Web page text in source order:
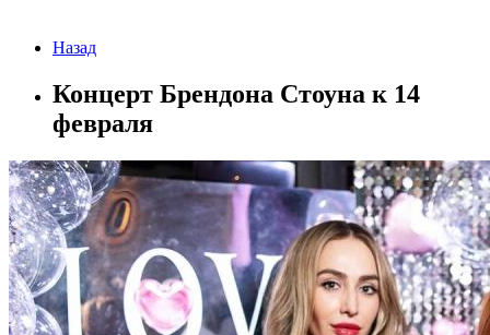
Назад
Концерт Брендона Стоуна к 14
февраля